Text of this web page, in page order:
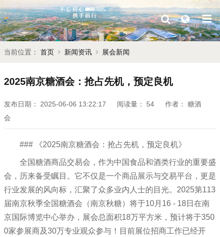
当前位置： 首页 新闻资讯 展会新闻
2025南京糖酒会：抢占先机，预定良机
发布日期： 2025-06-06 13:22:17 阅读量： 54 作者：
糖酒
会
### 《2025南京糖酒会：抢占先机，预定良机》
全国糖酒商品交易会，作为中国食品和酒类行业的重要盛
会，历来备受瞩目。它不仅是一个商品展示与交易平台，更是
行业发展的风向标，汇聚了众多业内人士的目光。2025第113
届南京秋季全国糖酒会（南京秋糖）将于10月16 - 18日在南
京国际博览中心举办，展会总面积18万平方米，预计将于350
0家参展商及30万专业观众参与！目前展位招商工作已经开